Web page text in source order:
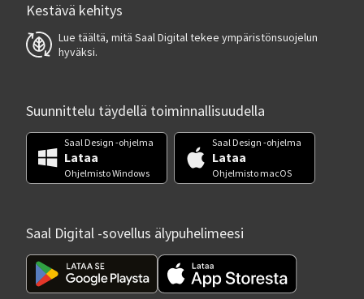
Kestävä kehitys
Lue täältä, mitä Saal Digital tekee ympäristönsuojelun
hyväksi.
Suunnittelu täydellä toiminnallisuudella
Saal Design -ohjelma
Lataa
Ohjelmisto Windows
Saal Design -ohjelma
Lataa
Ohjelmisto macOS
Saal Digital -sovellus älypuhelimeesi